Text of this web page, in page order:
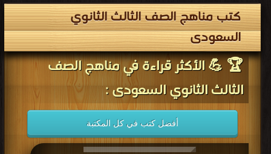
كتب مناهج الصف الثالث الثانوي
السعودى
🏆 💪 الأكثر قراءة في مناهج الصف
الثالث الثانوي السعودى :
أفضل كتب في كل المكتبة